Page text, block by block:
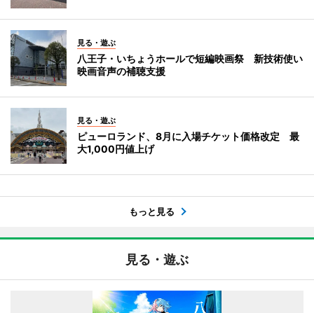
見る・遊ぶ
八王子・いちょうホールで短編映画祭 新技術使い
映画音声の補聴支援
見る・遊ぶ
ピューロランド、8月に入場チケット価格改定 最
大1,000円値上げ
もっと見る
見る・遊ぶ